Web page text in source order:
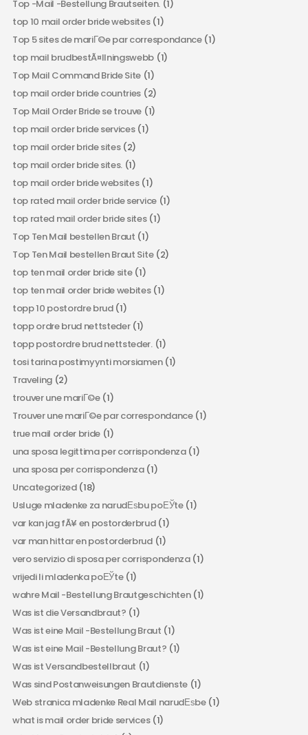
Top -Mail -Bestellung Brautseiten.(1)
top 10 mail order bride websites(1)
Top 5 sites de mariГ©e par correspondance(1)
top mail brudbestÃ¤llningswebb (1)
Top Mail Command Bride Site (1)
top mail order bride countries (2)
Top Mail Order Bride se trouve (1)
top mail order bride services(1)
top mail order bride sites(2)
top mail order bride sites. (1)
top mail order bride websites(1)
top rated mail order bride service(1)
top rated mail order bride sites(1)
Top Ten Mail bestellen Braut (1)
Top Ten Mail bestellen Braut Site(2)
top ten mail order bride site(1)
top ten mail order bride webites(1)
topp 10 postordre brud(1)
topp ordre brud nettsteder(1)
topp postordre brud nettsteder.(1)
tosi tarina postimyynti morsiamen(1)
Traveling(2)
trouver une mariГ©e(1)
Trouver une mariГ©e par correspondance(1)
true mail order bride (1)
una sposa legittima per corrispondenza(1)
una sposa per corrispondenza(1)
Uncategorized(18)
Usluge mladenke za narudЕѕbu poЕЎte(1)
var kan jag fÃ¥ en postorderbrud(1)
var man hittar en postorderbrud(1)
vero servizio di sposa per corrispondenza(1)
vrijedi li mladenka poЕЎte(1)
wahre Mail -Bestellung Brautgeschichten(1)
Was ist die Versandbraut? (1)
Was ist eine Mail -Bestellung Braut (1)
Was ist eine Mail -Bestellung Braut? (1)
Was ist Versandbestellbraut (1)
Was sind Postanweisungen Brautdienste(1)
Web stranica mladenke Real Mail narudЕѕbe(1)
what is mail order bride services(1)